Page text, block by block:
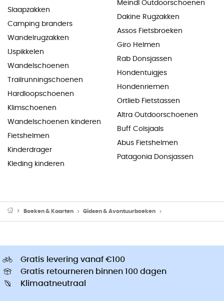
Slaapzakken
Camping branders
Wandelrugzakken
IJspikkelen
Wandelschoenen
Trailrunningschoenen
Hardloopschoenen
Klimschoenen
Wandelschoenen kinderen
Fietshelmen
Kinderdrager
Kleding kinderen
Meindl Outdoorschoenen
Dakine Rugzakken
Assos Fietsbroeken
Giro Helmen
Rab Donsjassen
Hondentuigjes
Hondenriemen
Ortlieb Fietstassen
Altra Outdoorschoenen
Buff Colsjaals
Abus Fietshelmen
Patagonia Donsjassen
Boeken & Kaarten Gidsen & Avontuurboeken
Gratis levering vanaf €100
Gratis retourneren binnen 100 dagen
Klimaatneutraal